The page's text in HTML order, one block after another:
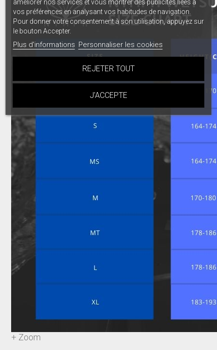
+ Zoom
améliorer nos services et vous montrer des publicités liées à
vos préférences en analysant vos habitudes de navigation.
Pour donner votre consentement à son utilisation, appuyez sur
le bouton Accepter.
Plus d'informations Personnaliser les cookies
REJETER TOUT
J'ACCEPTE